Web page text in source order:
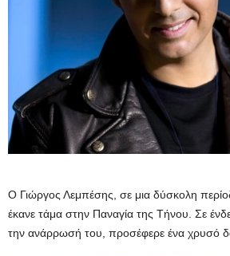
Ο Γιώργος Λεμπέσης, σε μια δύσκολη
έκανε τάμα στην Παναγία της Τήνου. Σε
την ανάρρωσή του, προσέφερε ένα χρυσό